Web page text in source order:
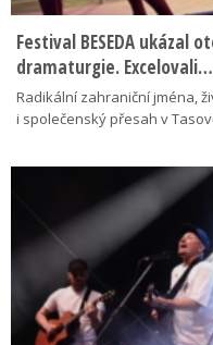
Festival BESEDA ukázal
dramaturgie. Excelovali…
Radikální zahraniční jména,
i společenský přesah v